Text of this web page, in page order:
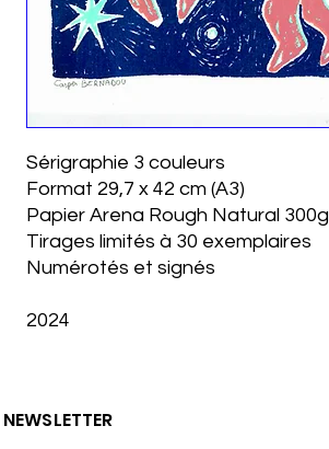
Sérigraphie 3 couleurs
Format 29,7 x 42 cm (A3)
Papier Arena Rough Natural 300g
Tirages limités à 30 exemplaires
Numérotés et signés
2024
NEWSLETTER